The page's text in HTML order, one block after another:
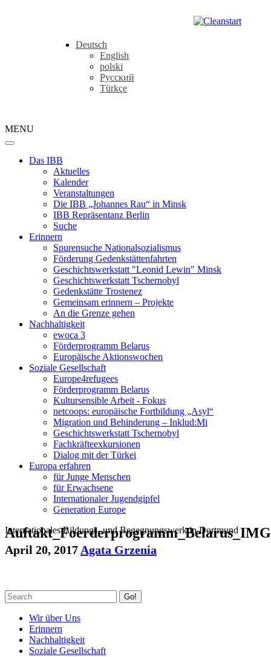
Deutsch
English
polski
Русский
Türkçe
MENU
Das IBB
Aktuelles
Kalender
Veranstaltungen
Die IBB „Johannes Rau“ in Minsk
IBB Repräsentanz Berlin
Suche
Erinnern
Spurensuche Nationalsozialismus
Förderung Gedenkstättenfahrten
Geschichtswerkstatt "Leonid Lewin" Minsk
Geschichtswerkstatt Tschernobyl
Gedenkstätte Trostenez
Gemeinsam erinnern – Projekte
An die Grenze gehen
Nachhaltigkeit
ewoca 3
Förderprogramm Belarus
Europäische Aktionswochen
Soziale Gesellschaft
Europe4refugees
Förderprogramm Belarus
Kultursensible Arbeit - Fokus
netcoops: europäische Fortbildung „Asyl“
Migration und Behinderung – Inklud:Mi
Geschichtswerkstatt Tschernobyl
Fachkräfteexkursionen
Dialog mit der Türkei
Europa erfahren
für Junge Menschen
für Erwachsene
Internationaler Jugendgipfel
Generation Europe
Internationales Bildungs- und Begegnungswerk in Dortmund
April 20, 2017 Agata Grzenia
Go!
Wir über Uns
Erinnern
Nachhaltigkeit
Soziale Gesellschaft